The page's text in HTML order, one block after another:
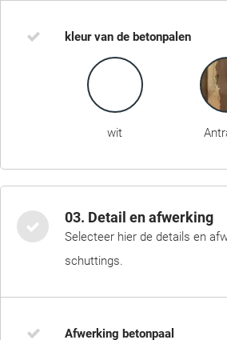
kleur van de betonpalen
wit
03. Detail en afwerking
Selecteer hier de details en
schuttings.
Afwerking betonpaal